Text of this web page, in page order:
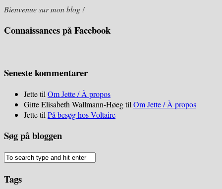
Bienvenue sur mon blog !
Connaissances på Facebook
Seneste kommentarer
Jettetil Om Jette / À propos
Gitte Elisabeth Wallmann-Høegtil Om Jette / À propos
Jettetil På besøg hos Voltaire
Søg på bloggen
Tags